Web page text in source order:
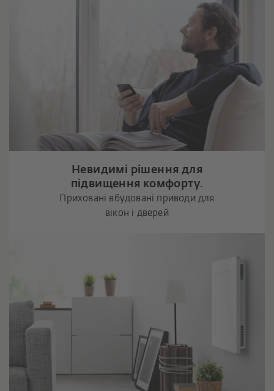
Невидимі рішення для
підвищення комфорту.
Приховані вбудовані приводи для
вікон і дверей